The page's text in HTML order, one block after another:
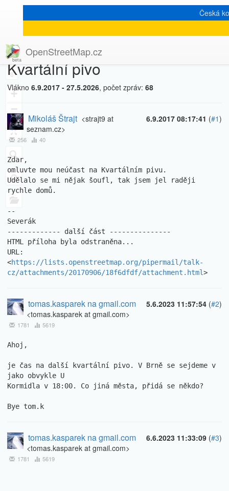
Česká
OpenStreetMap.cz
8
+
−
« zpět na výpis měsíce
[Talk-cz]
Kvartální pivo
Vlákno 6.9.2017 - 27.5.2026, počet zpráv: 68
6.9.2017 08:17:41 (#1)
Mikoláš Štrajt <strajt9 at
seznam.cz>
256 40
Zdar,
omluvte mou neúčast na Kvartálním pivu.
Udělalo se mi nějak šoufl, tak jsem jel raději
rychle domů.
--
Severák
------------- další část ---------------
HTML příloha byla odstraněna...
URL:
<https://lists.openstreetmap.org/pipermail/talk-
cz/attachments/20170906/18f6dfdf/attachment.html>
5.6.2023 11:57:54 (#2)
tomas.kasparek na gmail.com
<tomas.kasparek at gmail.com>
1781 5619
Ahoj,
je čas na další kvartální pivo. V Brně se sejdeme v
jako obvykle U
Kormidla v 18:00. Co jiná města, přidá se někdo?
Bye tom.k
6.6.2023 11:33:09 (#3)
tomas.kasparek na gmail.com
<tomas.kasparek at gmail.com>
1781 5619